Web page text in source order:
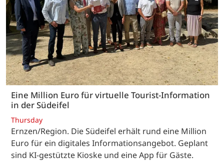
Eine Million Euro für virtuelle Tourist-Information
in der Südeifel
Thursday
Ernzen/Region. Die Südeifel erhält rund eine Million
Euro für ein digitales Informationsangebot. Geplant
sind KI-gestützte Kioske und eine App für Gäste.